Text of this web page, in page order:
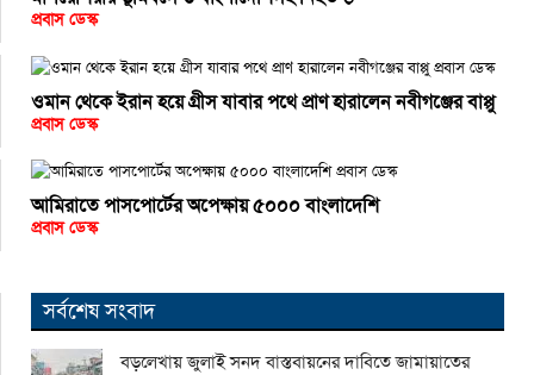
প্রবাস ডেস্ক
ওমান থেকে ইরান হয়ে গ্রীস যাবার পথে প্রাণ হারালেন নবীগঞ্জের বাপ্পু
প্রবাস ডেস্ক
আমিরাতে পাসপোর্টের অপেক্ষায় ৫০০০ বাংলাদেশি
প্রবাস ডেস্ক
সর্বশেষ সংবাদ
বড়লেখায় জুলাই সনদ বাস্তবায়নের দাবিতে জামায়াতের